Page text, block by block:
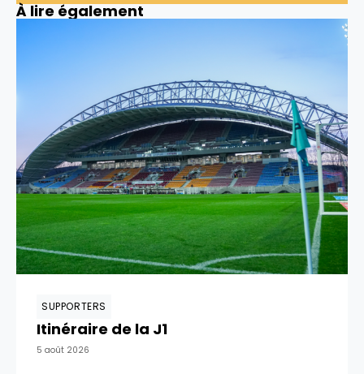
À lire également
SUPPORTERS
Itinéraire de la J1
5 août 2026